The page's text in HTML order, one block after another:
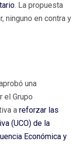
. La propuesta
ninguno en contra y
una
el Grupo
a reforzar las
(UCO) de la
Económica y